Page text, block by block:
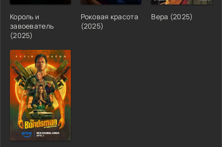
Король и
завоеватель
(2025)
Роковая красота
(2025)
Вера (2025)